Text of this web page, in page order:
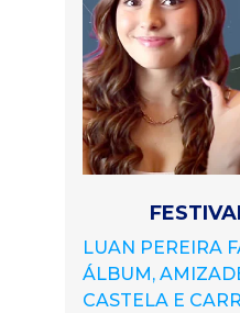
LUAN PEREIRA
ÁLBUM,
CASTELA E